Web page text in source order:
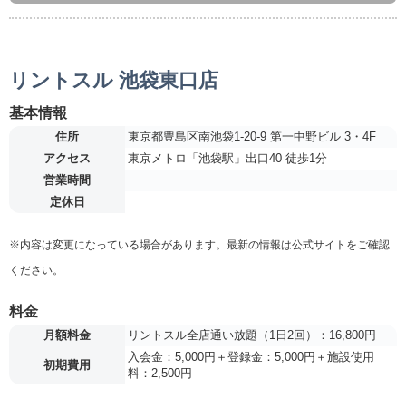
リントスル 池袋東口店
基本情報
住所
東京都豊島区南池袋1-20-9 第一中野ビル 3・4F
アクセス
東京メトロ「池袋駅」出口40 徒歩1分
営業時間
定休日
※内容は変更になっている場合があります。最新の情報は公式サイトをご確認
ください。
料金
月額料金 リントスル全店通い放題（1日2回）：16,800円
初期費用
入会金：5,000円＋登録金：5,000円＋施設使用
料：2,500円